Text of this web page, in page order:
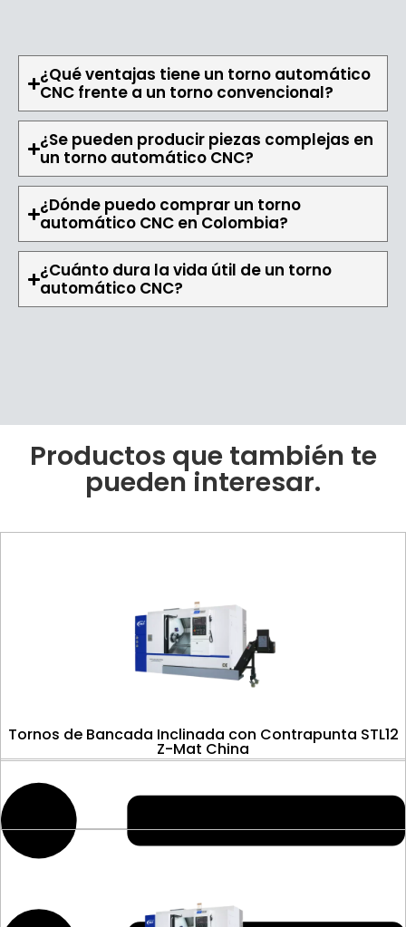
¿Qué ventajas tiene un torno automático
CNC frente a un torno convencional?
¿Se pueden producir piezas complejas en
un torno automático CNC?
¿Dónde puedo comprar un torno
automático CNC en Colombia?
¿Cuánto dura la vida útil de un torno
automático CNC?
Productos que también te
pueden interesar.
Tornos de Bancada Inclinada con Contrapunta STL12
Z-Mat China